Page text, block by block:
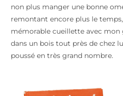
non plus manger une bonne
remontant encore plus le temps,
mémorable cueillette avec mon
dans un bois tout près de chez
poussé en très grand nombre.